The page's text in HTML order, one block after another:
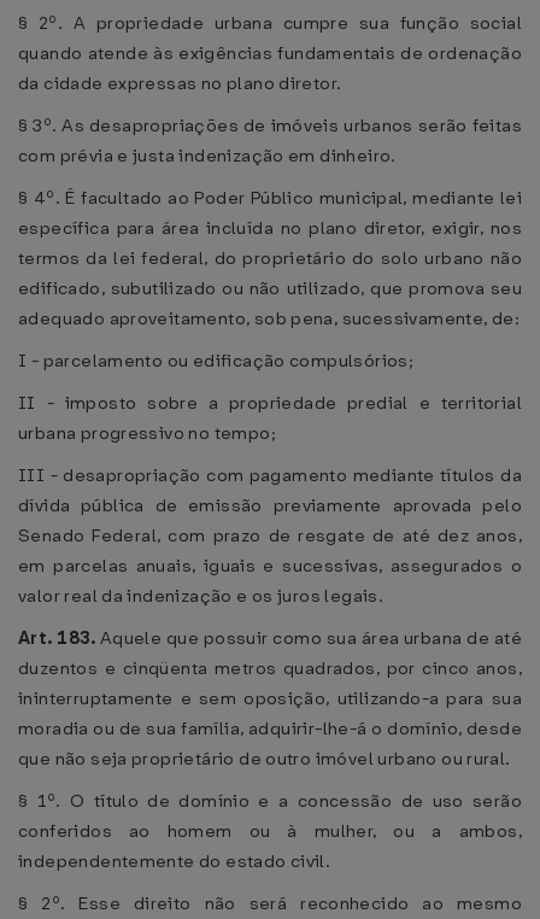
§ 2º. A propriedade urbana cumpre sua função social
quando atende às exigências fundamentais de ordenação
da cidade expressas no plano diretor.
§ 3º. As desapropriações de imóveis urbanos serão feitas
com prévia e justa indenização em dinheiro.
§ 4º. É facultado ao Poder Público municipal, mediante lei
específica para área incluída no plano diretor, exigir, nos
termos da lei federal, do proprietário do solo urbano não
edificado, subutilizado ou não utilizado, que promova seu
adequado aproveitamento, sob pena, sucessivamente, de:
I - parcelamento ou edificação compulsórios;
II - imposto sobre a propriedade predial e territorial
urbana progressivo no tempo;
III - desapropriação com pagamento mediante títulos da
dívida pública de emissão previamente aprovada pelo
Senado Federal, com prazo de resgate de até dez anos,
em parcelas anuais, iguais e sucessivas, assegurados o
valor real da indenização e os juros legais.
Art. 183. Aquele que possuir como sua área urbana de até
duzentos e cinqüenta metros quadrados, por cinco anos,
ininterruptamente e sem oposição, utilizando-a para sua
moradia ou de sua família, adquirir-lhe-á o domínio, desde
que não seja proprietário de outro imóvel urbano ou rural.
§ 1º. O título de domínio e a concessão de uso serão
conferidos ao homem ou à mulher, ou a ambos,
independentemente do estado civil.
§ 2º. Esse direito não será reconhecido ao mesmo